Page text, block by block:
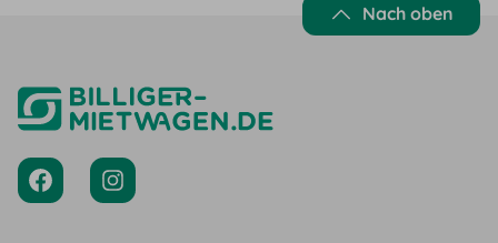
Nach oben